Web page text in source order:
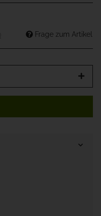
Frage zum Artikel